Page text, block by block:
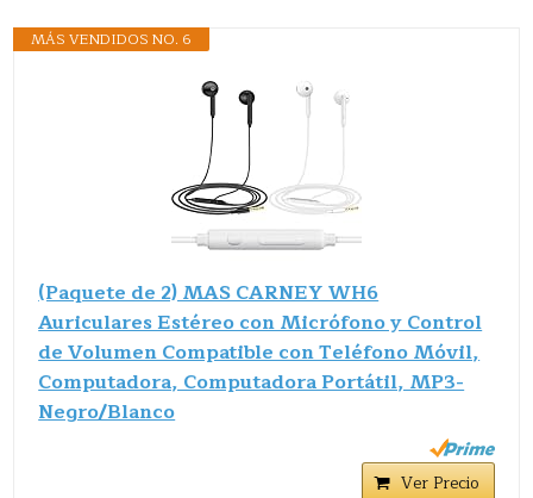
MÁS VENDIDOS NO. 6
(Paquete de 2) MAS CARNEY WH6
Auriculares Estéreo con Micrófono y Control
de Volumen Compatible con Teléfono Móvil,
Computadora, Computadora Portátil, MP3-
Negro/Blanco
Ver Precio